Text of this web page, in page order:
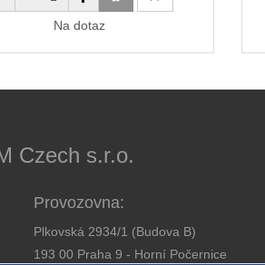
Na dotaz
Czech s.r.o.
Provozovna:
Plkovská 2934/1 (Budova B)
193 00 Praha 9 - Horní Počernice